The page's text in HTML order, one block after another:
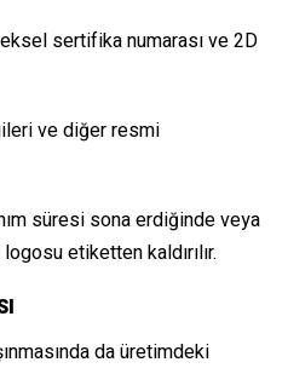
sertifika numarası ve 2D
ve diğer resmi
süresi sona erdiğinde veya
etiketten kaldırılır.
da üretimdeki